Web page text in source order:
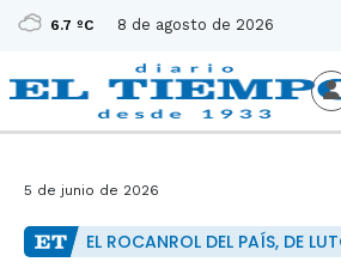
6.7 ºC 8 de agosto de 2026
5 de junio de 2026
EL ROCANROL DEL PAÍS, DE